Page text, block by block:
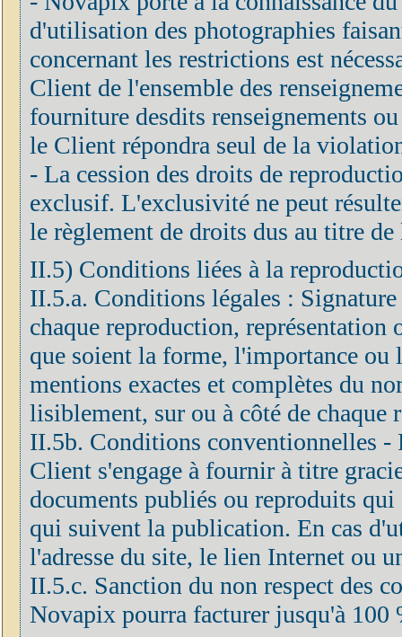
d'utilisation des photographies
concernant les restrictions est
Client de l'ensemble des
fourniture desdits renseignements
le Client répondra seul de la
- La cession des droits de
exclusif. L'exclusivité ne peut
le règlement de droits dus au titre
II.5) Conditions liées à la
II.5.a. Conditions légales :
chaque reproduction,
que soient la forme, l'importance
mentions exactes et complètes du
lisiblement, sur ou à côté de chaque
II.5b. Conditions conventionnelles
Client s'engage à fournir à titre
documents publiés ou reproduits
qui suivent la publication. En cas
l'adresse du site, le lien Internet ou
II.5.c. Sanction du non respect des
Novapix pourra facturer jusqu'à 100